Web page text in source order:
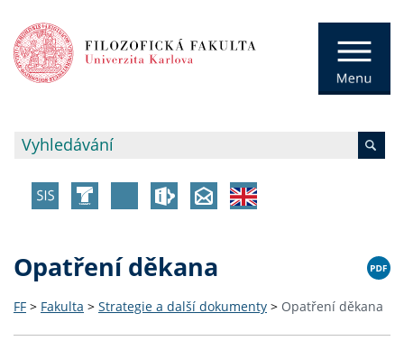
Opatření děkana
FF > Fakulta > Strategie a další dokumenty > Opatření děkana